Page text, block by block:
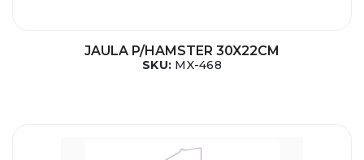
JAULA P/HAMSTER 30X22CM
SKU: MX-468